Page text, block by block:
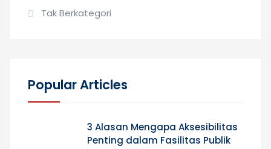
Tak Berkategori
Popular Articles
3 Alasan Mengapa Aksesibilitas
Penting dalam Fasilitas Publik